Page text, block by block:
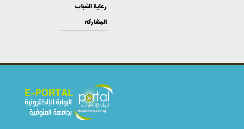
رعاية الشباب
المشاركة